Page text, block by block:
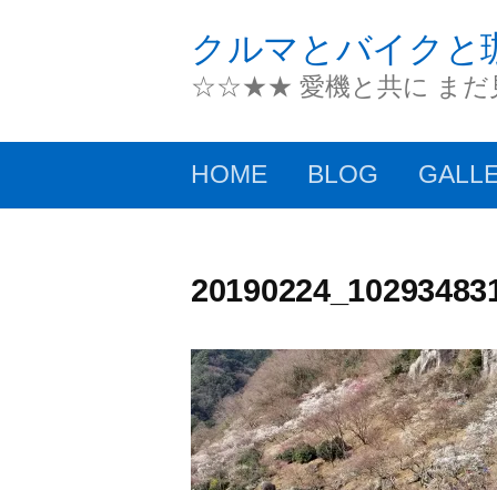
クルマとバイクと
☆☆★★ 愛機と共に ま
HOME BLOG